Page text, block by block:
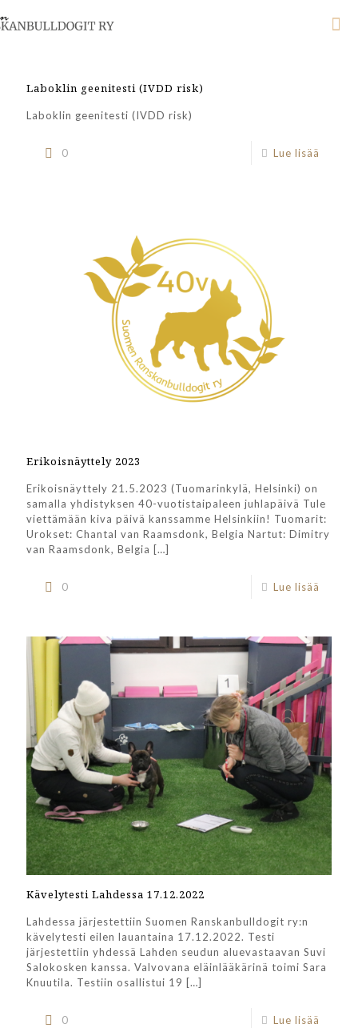
Laboklin geenitesti (IVDD risk)
Laboklin geenitesti (IVDD risk)
0 Lue lisää
Erikoisnäyttely 2023
Erikoisnäyttely 21.5.2023 (Tuomarinkylä, Helsinki) on
samalla yhdistyksen 40-vuotistaipaleen juhlapäivä Tule
viettämään kiva päivä kanssamme Helsinkiin! Tuomarit:
Urokset: Chantal van Raamsdonk, Belgia Nartut: Dimitry
van Raamsdonk, Belgia […]
0 Lue lisää
Kävelytesti Lahdessa 17.12.2022
Lahdessa järjestettiin Suomen Ranskanbulldogit ry:n
kävelytesti eilen lauantaina 17.12.2022. Testi
järjestettiin yhdessä Lahden seudun aluevastaavan Suvi
Salokosken kanssa. Valvovana eläinlääkärinä toimi Sara
Knuutila. Testiin osallistui 19 […]
0 Lue lisää